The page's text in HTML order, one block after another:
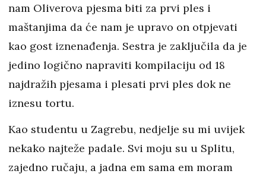
nam Oliverova pjesma biti za prvi ples i
maštanjima da će nam je upravo on otpjevati
kao gost iznenađenja. Sestra je zaključila da je
jedino logično napraviti kompilaciju od 18
najdražih pjesama i plesati prvi ples dok ne
iznesu tortu.
Kao studentu u Zagrebu, nedjelje su mi uvijek
nekako najteže padale. Svi moju su u Splitu,
zajedno ručaju, a jadna em sama em moram